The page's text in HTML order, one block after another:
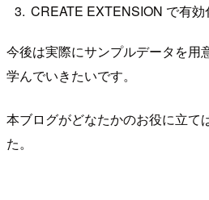
CREATE EXTENSION で有効
今後は実際にサンプルデータを用
学んでいきたいです。
本ブログがどなたかのお役に立て
た。